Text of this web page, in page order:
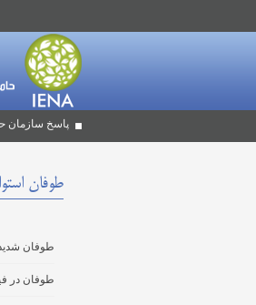
پاسخ سازمان
طوفان
طوفان
طوفان در